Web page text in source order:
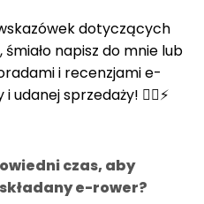
dotyczących
napisz do mnie lub
i recenzjami e-
udanej sprzedaży! 🚴‍♀️⚡
czas, aby
e-rower?